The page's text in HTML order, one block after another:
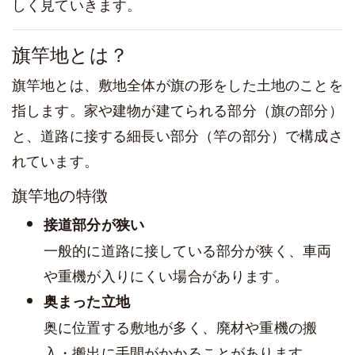
旗竿地とは？
旗竿地とは、敷地全体が旗の形をした土地のことを
指します。家や建物が建てられる部分（旗の部分）
と、道路に接する細長い部分（竿の部分）で構成さ
れています。
旗竿地の特徴
接道部分が狭い
一般的に道路に接している部分が狭く、車両
や重機が入りにくい場合があります。
奥まった立地
奥に位置する敷地が多く、廃材や重機の搬